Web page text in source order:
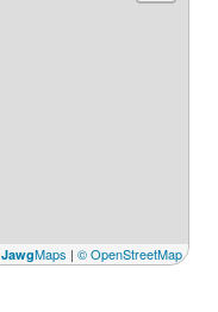
JawgMaps | © OpenStreetMap